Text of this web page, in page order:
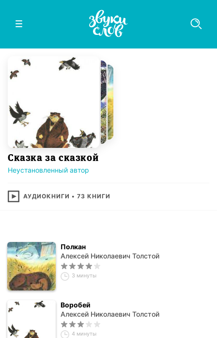
Сказка за сказкой
Неустановленный автор
АУДИОКНИГИ • 73 КНИГИ
Полкан
Алексей Николаевич Толстой
3 минуты
Воробей
Алексей Николаевич Толстой
4 минуты